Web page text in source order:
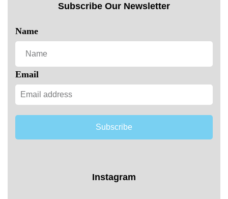
Subscribe Our Newsletter
Name
Email
Subscribe
Instagram